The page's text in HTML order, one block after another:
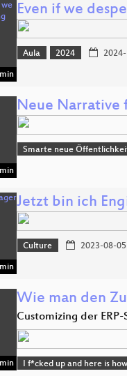
Even if we
Aula 2024
Neue Narrative
Smarte neue
Jetzt bin ich
Culture 2023-08-05
Wie man den
Customizing der
I f*cked up and here is